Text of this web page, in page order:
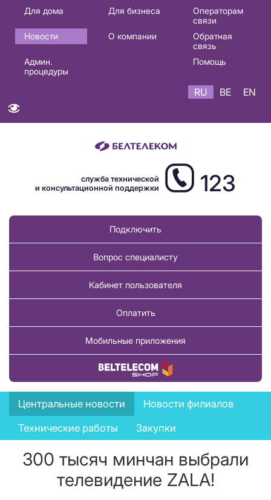
Основная
навигация
RU
Для дома Для бизнеса
Операторам
связи
Новости
О компании
Обратная
связь
Админ.
процедуры
Помощь
RU BE EN
служба технической
и консультационной поддержки
123
Подключить
Вопрос специалисту
Кабинет пользователя
Оплатить
Мобильные приложения
Купить товар
News
menu
Центральные новости
Новости филиалов
Технические работы
Закупки
300 тысяч минчан выбрали
телевидение ZALA!